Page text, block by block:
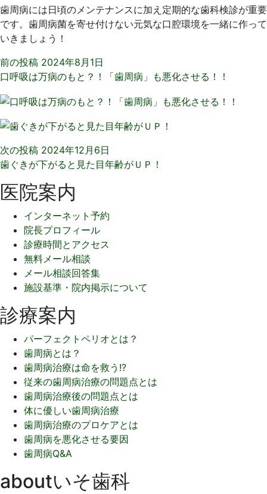
歯周病には日頃のメンテナンスに加え定期的な歯科検診が重要
です。歯周病菌を寄せ付けない元気な口腔環境を一緒に作って
いきましょう！
前の投稿 2024年8月1日
口呼吸は万病のもと？！「歯周病」も悪化させる！！
次の投稿 2024年12月6日
歯ぐきが下がると見た目年齢がＵＰ！
医院案内
インターネット予約
院長プロフィール
診療時間とアクセス
無料メール相談
メール相談回答集
施設基準・院内掲示について
診療案内
パーフェクトペリオとは？
歯周病とは？
歯周病治療は命を救う!?
従来の歯周病治療の問題点とは
歯周病治療後の問題点とは
体に優しい歯周病治療
歯周病治療のプロケアとは
歯周病を悪化させる要因
歯周病Q&A
aboutいそ歯科